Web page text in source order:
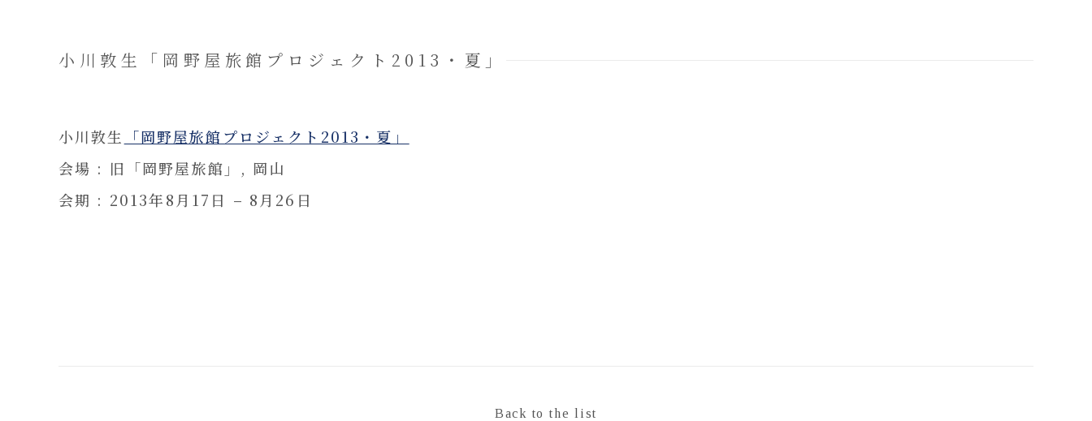
小川敦生「岡野屋旅館プロジェクト2013・夏」
小川敦生
「岡野屋旅館プロジェクト2013・夏」
会場 : 旧「岡野屋旅館」, 岡山
会期 : 2013年8月17日 – 8月26日
Back to the list